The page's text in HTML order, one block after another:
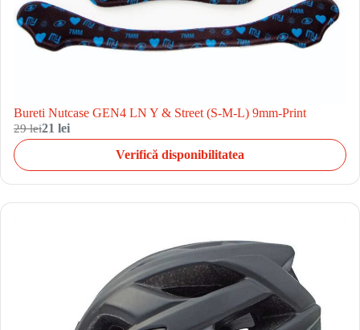
Bureti Nutcase GEN4 LN Y & Street (S-M-L) 9mm-Print
29 lei21 lei
Verifică disponibilitatea